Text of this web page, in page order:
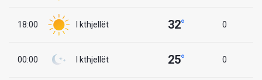
18:00 I kthjellët 32° 0
00:00 I kthjellët 25° 0